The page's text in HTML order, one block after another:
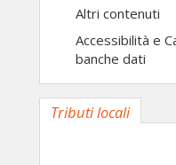
Altri contenuti
Accessibilità e
banche dati
Tributi locali